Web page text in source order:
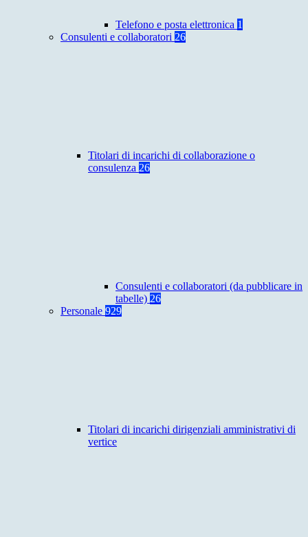
Telefono e posta elettronica 1
Consulenti e collaboratori 26
Titolari di incarichi di collaborazione o
consulenza 26
Consulenti e collaboratori (da pubblicare in
tabelle) 26
Personale 929
Titolari di incarichi dirigenziali amministrativi di
vertice